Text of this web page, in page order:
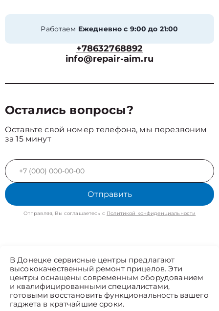
Работаем Ежедневно с 9:00 до 21:00
+78632768892
info@repair-aim.ru
Остались вопросы?
Оставьте свой номер телефона, мы перезвоним
за 15 минут
Отправить
Отправляя, Вы соглашаетесь с Политикой конфиденциальности
В Донецке сервисные центры предлагают
высококачественный ремонт прицелов. Эти
центры оснащены современным оборудованием
и квалифицированными специалистами,
готовыми восстановить функциональность вашего
гаджета в кратчайшие сроки.